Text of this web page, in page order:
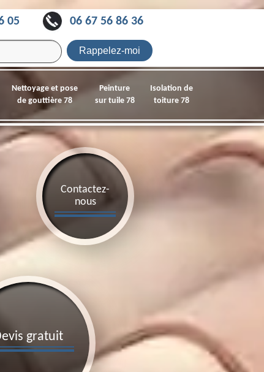
05 06 67 56 86 36
Nettoyage et pose
de gouttière 78
Peinture
sur tuile 78
Isolation de
toiture 78
gratuit
Contactez-
nous